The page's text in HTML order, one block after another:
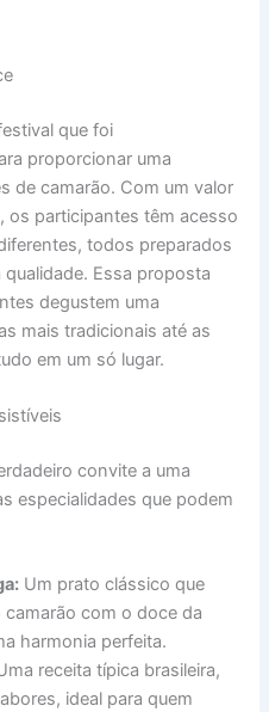
que foi
proporcionar uma
de camarão. Com um valor
os participantes têm acesso
todos preparados
Essa proposta
degustem uma
mais tradicionais até as
em um só lugar.
convite a uma
especialidades que podem
Um prato clássico que
com o doce da
harmonia perfeita.
receita típica brasileira,
ideal para quem